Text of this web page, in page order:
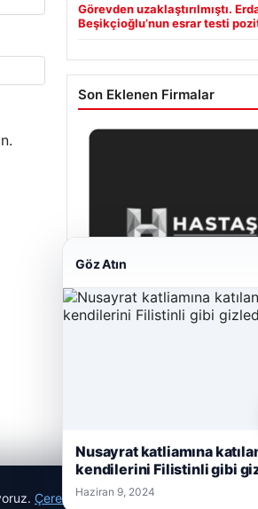
Görevden uzaklaştırılmıştı.
Beşikçioğlu’nun esrar testi
Son Eklenen Firmalar
Çerez Politikamız
Göz Atın
Nusayrat katliamına
kendilerini Filistinli gibi
Haziran 9, 2024